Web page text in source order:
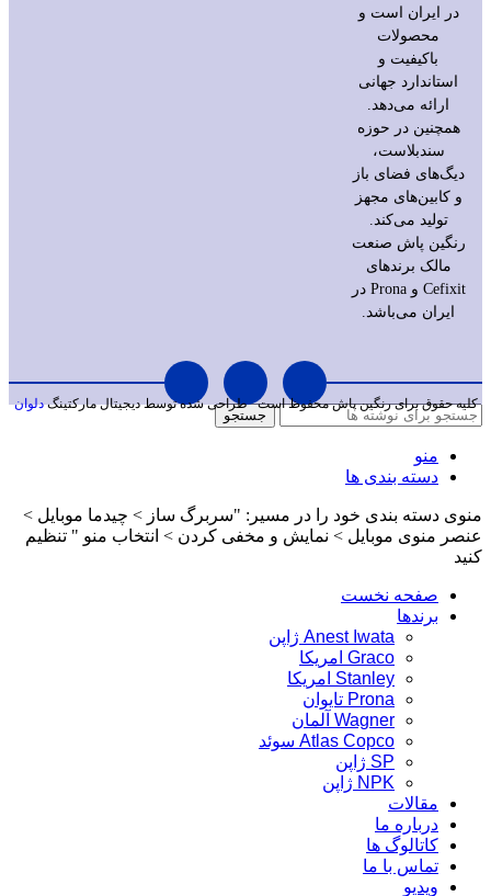
در ایران است و
محصولات
باکیفیت و
استاندارد جهانی
ارائه می‌دهد.
همچنین در حوزه
سندبلاست،
دیگ‌های فضای باز
و کابین‌های مجهز
تولید می‌کند.
رنگین پاش صنعت
مالک برندهای
Cefixit و Prona در
ایران می‌باشد.
کلیه حقوق برای رنگین پاش محفوظ است طراحی شده توسط دیجیتال مارکتینگدلوان
جستجو
منو
دسته بندی ها
منوی دسته بندی خود را در مسیر: "سربرگ ساز > چیدما موبایل >
عنصر منوی موبایل > نمایش و مخفی کردن > انتخاب منو " تنظیم
کنید
صفحه نخست
برندها
Anest Iwata ژاپن
Graco امریکا
Stanley امریکا
Prona تایوان
Wagner آلمان
Atlas Copco سوئد
SP ژاپن
NPK ژاپن
مقالات
درباره ما
کاتالوگ ها
تماس با ما
ویدیو